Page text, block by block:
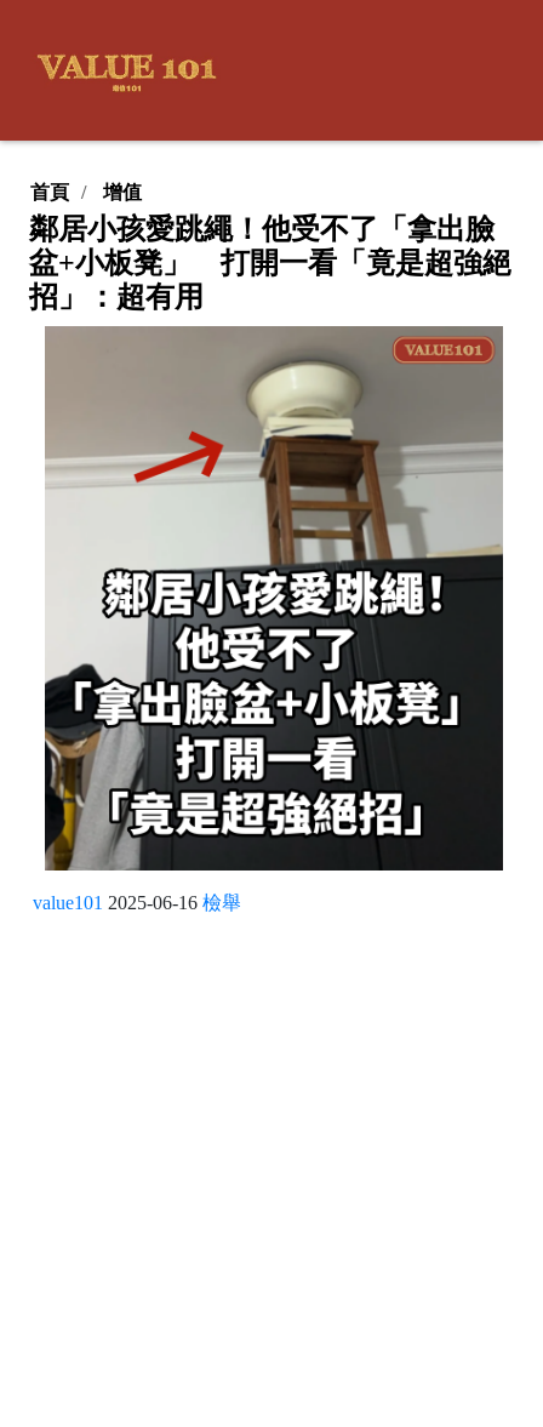
首頁 增值
鄰居小孩愛跳繩！他受不了「拿出臉
盆+小板凳」 打開一看「竟是超強絕
招」：超有用
value101 2025-06-16 檢舉